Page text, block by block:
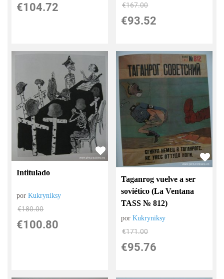
€104.72 €167.00
€93.52
Intitulado
porKukryniksy
€180.00
€100.80
Taganrog vuelve a ser
soviético (La Ventana
TASS № 812)
porKukryniksy
€171.00
€95.76